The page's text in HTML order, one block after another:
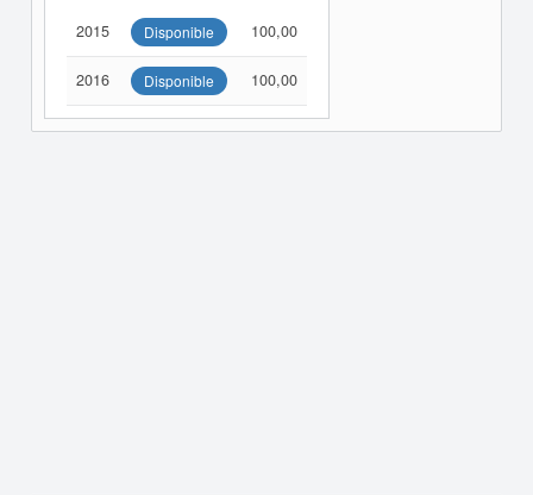
2015 Disponible 100,00
2016 Disponible 100,00